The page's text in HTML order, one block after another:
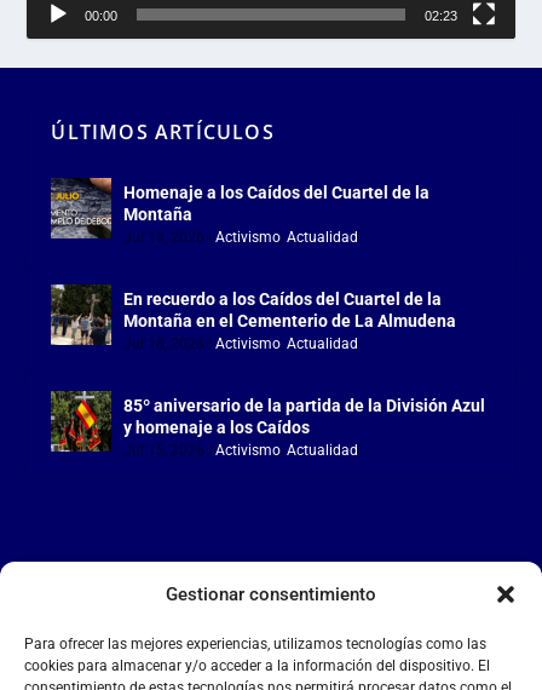
Gestionar consentimiento
Para ofrecer las mejores experiencias, utilizamos tecnologías como las
cookies para almacenar y/o acceder a la información del dispositivo. El
00:00 02:23
ÚLTIMOS ARTÍCULOS
Homenaje a los Caídos del Cuartel de la
Montaña
Jul 18, 2026 |Activismo,Actualidad
En recuerdo a los Caídos del Cuartel de la
Montaña en el Cementerio de La Almudena
Jul 18, 2026 |Activismo,Actualidad
85º aniversario de la partida de la División Azul
y homenaje a los Caídos
Jul 15, 2026 |Activismo,Actualidad
LA FALANGE
Reproductor